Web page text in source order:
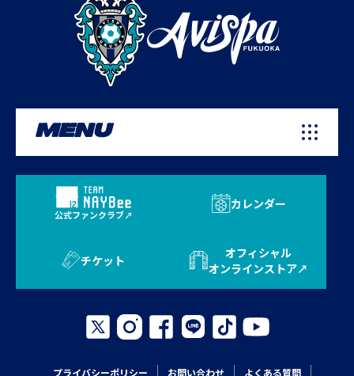
MENU
公式ファンクラブ
カレンダー
チケット
オフィシャル
オンラインストア
プライバシーポリシー お問い合わせ よくある質問